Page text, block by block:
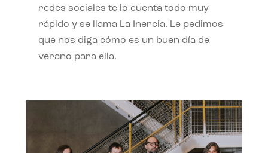
redes sociales te lo cuenta todo muy
rápido y se llama La Inercia. Le pedimos
que nos diga cómo es un buen día de
verano para ella.